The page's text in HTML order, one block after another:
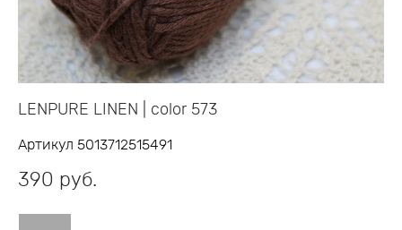
LENPURE LINEN | color 573
Артикул 5013712515491
390 pуб.